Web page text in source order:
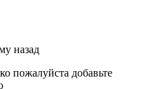
назад
пожалуйста добавьте